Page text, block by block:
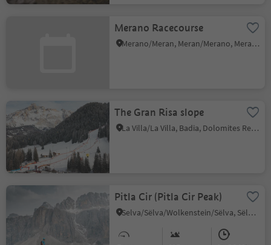
Merano Racecourse
Merano/Meran, Meran/Merano, Meran/Merano and environs
The Gran Risa slope
La Villa/La Villa, Badia, Dolomites Region Alta Badia
Pitla Cir (Pitla Cir Peak)
Selva/Sëlva/Wolkenstein/Sëlva, Sëlva/Selva di Val Gardena, Dolomites Region Val Gardena